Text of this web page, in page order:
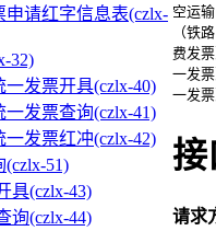
申请红字信息表(czlx-
32)
一发票开具(czlx-40)
一发票查询(czlx-41)
一发票红冲(czlx-42)
(czlx-51)
具(czlx-43)
询(czlx-44)
空运
（铁
费发
一发
一发
接
请求